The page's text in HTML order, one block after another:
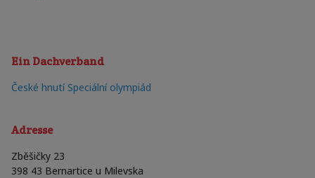
Ein Dachverband
České hnutí Speciální olympiád
Adresse
Zběšičky 23
398 43 Bernartice u Milevska